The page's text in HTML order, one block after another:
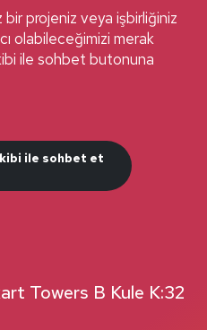
projeniz veya işbirliğiniz
olabileceğimizi merak
ile sohbet butonuna
ile sohbet et
Towers B Kule K:32